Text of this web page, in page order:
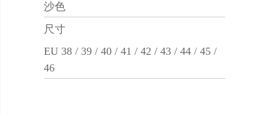
沙色
尺寸
EU 38 / 39 / 40 / 41 / 42 / 43 / 44 / 45 /
46